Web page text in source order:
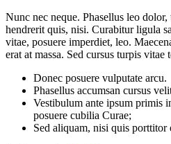
Nunc nec neque. Phasellus leo dolor,
hendrerit quis, nisi. Curabitur ligula
vitae, posuere imperdiet, leo.
erat at massa. Sed cursus turpis vitae
Donec posuere vulputate arcu.
Phasellus accumsan cursus
Vestibulum ante ipsum primis
posuere cubilia Curae;
Sed aliquam, nisi quis porttitor